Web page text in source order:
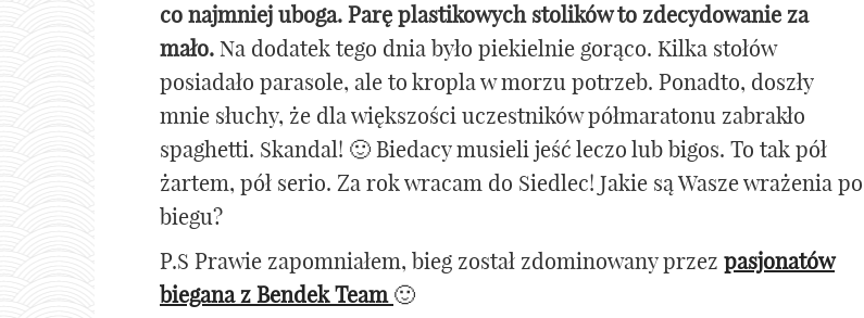
co najmniej uboga. Parę plastikowych stolików to zdecydowanie za
mało. Na dodatek tego dnia było piekielnie gorąco. Kilka stołów
posiadało parasole, ale to kropla w morzu potrzeb. Ponadto, doszły
mnie słuchy, że dla większości uczestników półmaratonu zabrakło
spaghetti. Skandal! 🙂 Biedacy musieli jeść leczo lub bigos. To tak pół
żartem, pół serio. Za rok wracam do Siedlec! Jakie są Wasze wrażenia po
biegu?
P.S Prawie zapomniałem, bieg został zdominowany przez pasjonatów
biegana z Bendek Team 🙂